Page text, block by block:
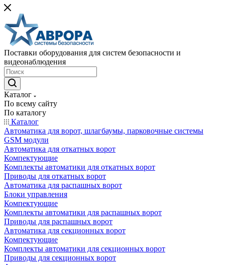
Поставки оборудования для систем безопасности и
видеонаблюдения
Каталог
По всему сайту
По каталогу
Каталог
Автоматика для ворот, шлагбаумы, парковочные системы
GSM модули
Автоматика для откатных ворот
Компектующие
Комплекты автоматики для откатных ворот
Приводы для откатных ворот
Автоматика для распашных ворот
Блоки управления
Компектующие
Комплекты автоматики для распашных ворот
Приводы для распашных ворот
Автоматика для секционных ворот
Компектующие
Комплекты автоматики для секционных ворот
Приводы для секционных ворот